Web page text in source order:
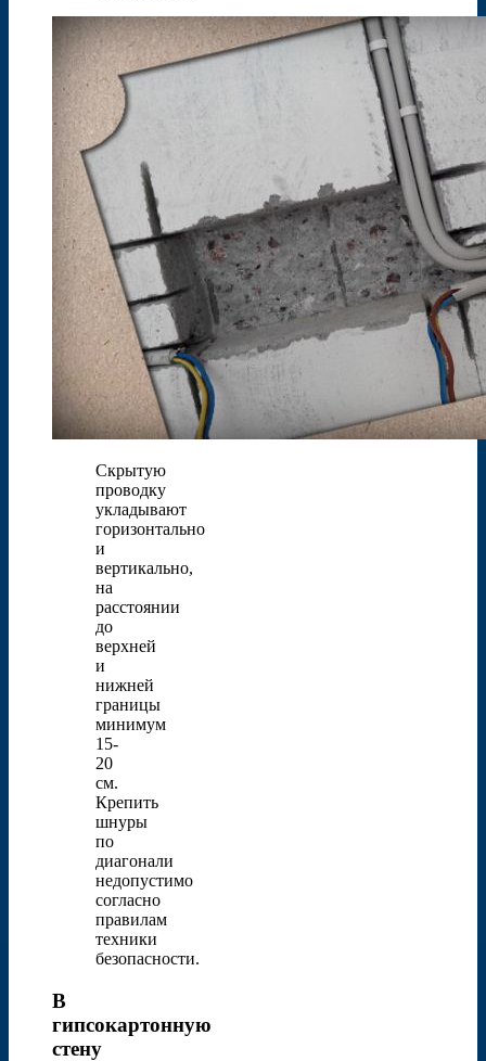
Скрытую
проводку
укладывают
горизонтально
и
вертикально,
на
расстоянии
до
верхней
и
нижней
границы
минимум
15-
20
см.
Крепить
шнуры
по
диагонали
недопустимо
согласно
правилам
техники
безопасности.
В
гипсокартонную
стену